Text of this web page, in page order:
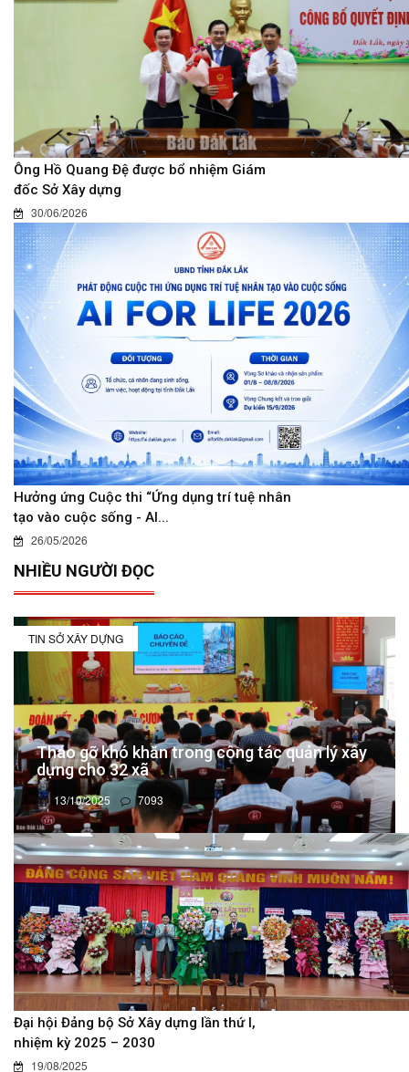
Ông Hồ Quang Đệ được bổ nhiệm Giám
đốc Sở Xây dựng
30/06/2026
Hưởng ứng Cuộc thi “Ứng dụng trí tuệ nhân
tạo vào cuộc sống - AI...
26/05/2026
NHIỀU NGƯỜI ĐỌC
TIN SỞ XÂY DỰNG
Tháo gỡ khó khăn trong công tác quản lý xây
dựng cho 32 xã
13/10/2025 7093
Đại hội Đảng bộ Sở Xây dựng lần thứ I,
nhiệm kỳ 2025 – 2030
19/08/2025